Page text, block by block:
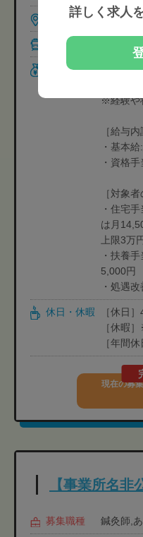
勤務地 神奈川
最寄駅 富士見
＜常勤＞
※経験や
［給与内
・基本
・資格
［対象
・住宅
は月
上限3万
・扶養
5,000円
・処遇
休日・休暇
［休日
［休暇
［年間
現在の募
【事業所名非
募集職種 鍼灸師,
詳しく求人